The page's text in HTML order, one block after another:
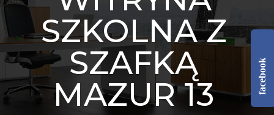
facebook
SZKOLNA Z
SZAFKĄ
MAZUR 13